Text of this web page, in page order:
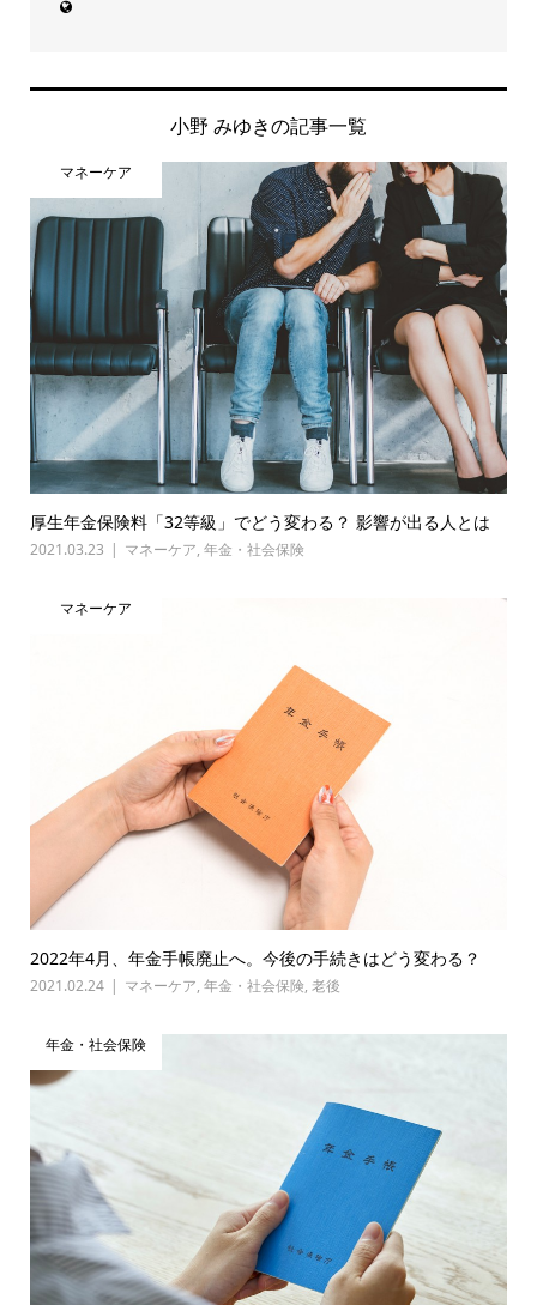
小野 みゆきの記事一覧
マネーケア
厚生年金保険料「32等級」でどう変わる？ 影響が出る人とは
2021.03.23 マネーケア, 年金・社会保険
マネーケア
2022年4月、年金手帳廃止へ。今後の手続きはどう変わる？
2021.02.24 マネーケア, 年金・社会保険, 老後
年金・社会保険